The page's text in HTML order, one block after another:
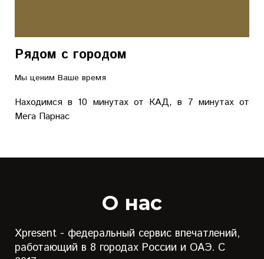
Рядом с городом
Мы ценим Ваше время
Находимся в 10 минутах от КАД, в 7 минутах от
Мега Парнас
О нас
Xpresent - федеральный сервис впечатлений,
работающий в 8 городах России и ОАЭ. С